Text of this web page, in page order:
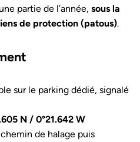
partie de l’année, sous la
de protection (patous).
sur le parking dédié, signalé
N / 0°21.642 W
de halage puis